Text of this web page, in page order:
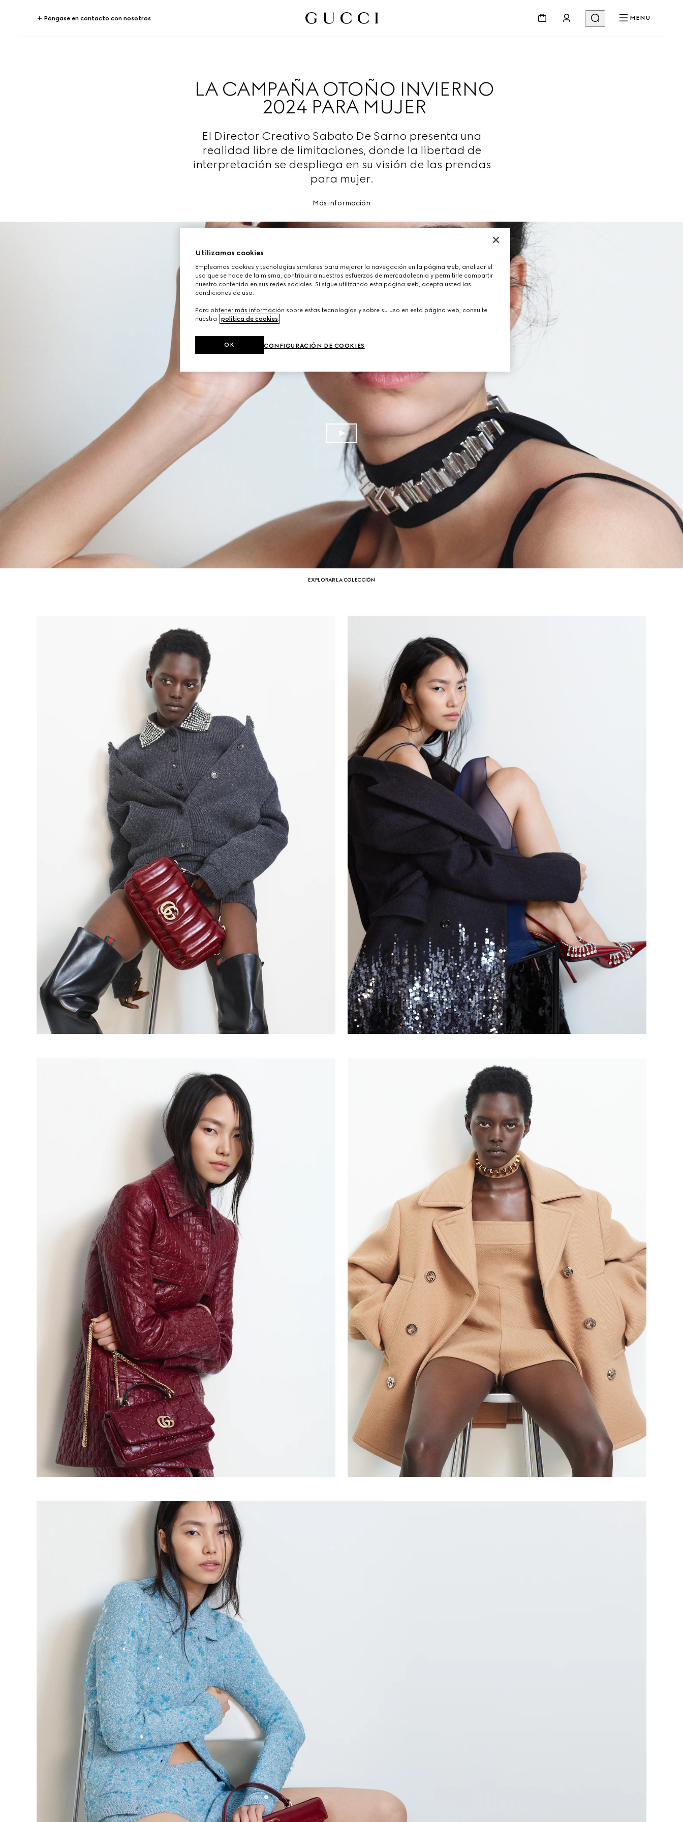
Póngase en contacto con nosotros MENU
LA CAMPAÑA OTOÑO INVIERNO
2024 PARA MUJER
El Director Creativo Sabato De Sarno presenta una
realidad libre de limitaciones, donde la libertad de
interpretación se despliega en su visión de las prendas
para mujer.
Más información
EXPLORAR LA COLECCIÓN
Utilizamos cookies
Empleamos cookies y tecnologías similares para mejorar la navegación en la página web, analizar el
uso que se hace de la misma, contribuir a nuestros esfuerzos de mercadotecnia y permitirle compartir
nuestro contenido en sus redes sociales. Si sigue utilizando esta página web, acepta usted las
condiciones de uso.
Para obtener más información sobre estas tecnologías y sobre su uso en esta página web, consulte
nuestra
política de cookies.
CONFIGURACIÓN DE COOKIES
OK